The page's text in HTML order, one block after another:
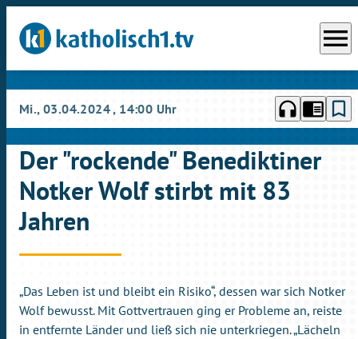
menu
Mi., 03.04.2024, 14:00 Uhr headphones chrome_reader_mode bookmark_border
Der "rockende" Benediktiner
Notker Wolf stirbt mit 83
Jahren
„Das Leben ist und bleibt ein Risiko“, dessen war sich Notker
Wolf bewusst. Mit Gottvertrauen ging er Probleme an, reiste
in entfernte Länder und ließ sich nie unterkriegen. „Lächeln